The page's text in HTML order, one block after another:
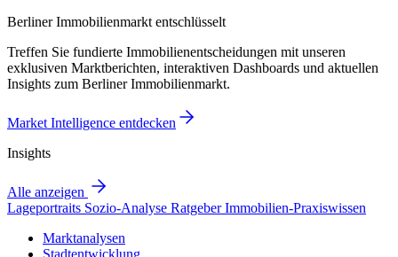
Berliner Immobilienmarkt entschlüsselt
Treffen Sie fundierte Immobilienentscheidungen mit unseren
exklusiven Marktberichten, interaktiven Dashboards und aktuellen
Insights zum Berliner Immobilienmarkt.
Market Intelligence entdecken
Insights
Alle anzeigen
Lageportraits Sozio-Analyse RatgeberImmobilien-Praxiswissen
Marktanalysen
Stadtentwicklung